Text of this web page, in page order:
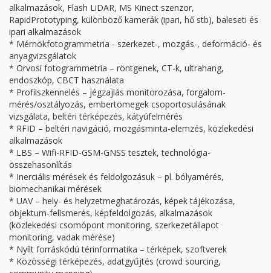
alkalmazások, Flash LiDAR, MS Kinect szenzor,
RapidPrototyping, különböző kamerák (ipari, hő stb), baleseti és
ipari alkalmazások
* Mérnökfotogrammetria - szerkezet-, mozgás-, deformáció- és
anyagvizsgálatok
* Orvosi fotogrammetria – röntgenek, CT-k, ultrahang,
endoszkóp, CBCT használata
* Profilszkennelés – jégzajlás monitorozása, forgalom-
mérés/osztályozás, embertömegek csoportosulásának
vizsgálata, beltéri térképezés, kátyúfelmérés
* RFID – beltéri navigáció, mozgásminta-elemzés, közlekedési
alkalmazások
* LBS – Wifi-RFID-GSM-GNSS tesztek, technológia-
összehasonlítás
* Inerciális mérések és feldolgozásuk – pl. bólyamérés,
biomechanikai mérések
* UAV – hely- és helyzetmeghatározás, képek tájékozása,
objektum-felismerés, képfeldolgozás, alkalmazások
(közlekedési csomópont monitoring, szerkezetállapot
monitoring, vadak mérése)
* Nyílt forráskódú térinformatika – térképek, szoftverek
* Közösségi térképezés, adatgyűjtés (crowd sourcing,